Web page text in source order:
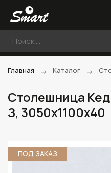
Главная Каталог
Столешница
З, 3050х1100х40
ПОД ЗАКАЗ